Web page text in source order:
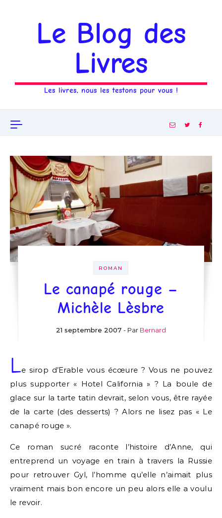
Le Blog des
Livres
Les livres, nous les testons pour vous !
ROMAN
Le canapé rouge –
Michèle Lèsbre
21 septembre 2007 - Par Bernard
Le sirop d’Erable vous écœure ? Vous ne pouvez
plus supporter « Hotel California » ? La boule de
glace sur la tarte tatin devrait, selon vous, être rayée
de la carte (des desserts) ? Alors ne lisez pas « Le
canapé rouge ».
Ce roman sucré raconte l’histoire d’Anne, qui
entreprend un voyage en train à travers la Russie
pour retrouver Gyl, l’homme qu’elle n’aimait plus
vraiment mais bon encore un peu alors elle a voulu
le revoir.